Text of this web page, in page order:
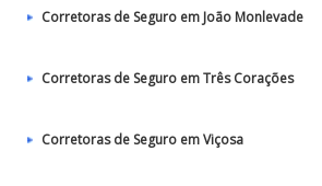
Corretoras de Seguro em João Monlevade
Corretoras de Seguro em Três Corações
Corretoras de Seguro em Viçosa